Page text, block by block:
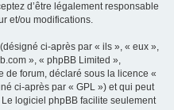
d’être légalement responsable
et/ou modifications.
ci-après par « ils », « eux »,
», « phpBB Limited »,
de forum, déclaré sous la licence «
ci-après par « GPL ») et qui peut
Le logiciel phpBB facilite seulement